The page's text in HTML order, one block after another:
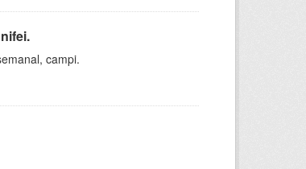
campi.